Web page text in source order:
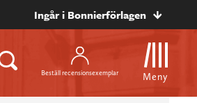
Ingår i Bonnierförlagen
Beställ recensionsexemplar Meny